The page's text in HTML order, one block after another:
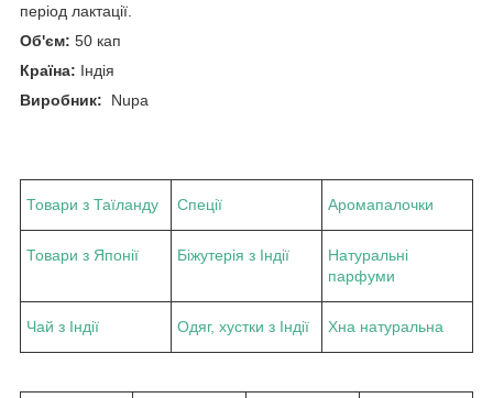
період лактації.
Об'єм: 50 кап
Країна: Індія
Виробник: Nupa
Товари з Таїланду Спеції Аромапалочки
Товари з Японії Біжутерія з Індії
Натуральні
парфуми
Чай з Індії Одяг, хустки з Індії Хна натуральна